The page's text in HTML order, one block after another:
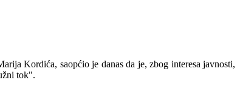
Kordića, saopćio je danas da je, zbog interesa javnosti,
tok".